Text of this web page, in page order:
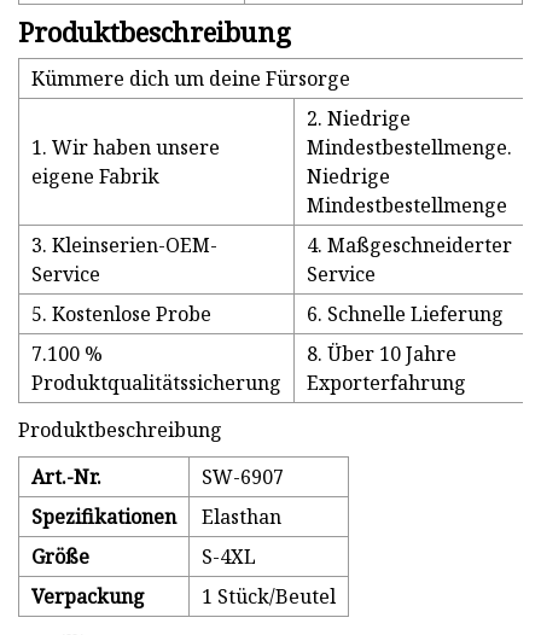
Produktbeschreibung
Kümmere dich um deine Fürsorge
1. Wir haben unsere
eigene Fabrik
2. Niedrige
Mindestbestellmenge.
Niedrige
Mindestbestellmenge
3. Kleinserien-OEM-
Service
4. Maßgeschneiderter
Service
5. Kostenlose Probe
6. Schnelle Lieferung
7.100 %
Produktqualitätssicherung
8. Über 10 Jahre
Exporterfahrung
Produktbeschreibung
Art.-Nr.
SW-6907
Spezifikationen
Elasthan
Größe
S-4XL
Verpackung
1 Stück/Beutel